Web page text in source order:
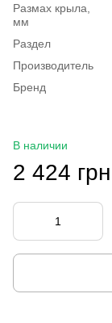
Размах крыла,
мм
Раздел
Производитель
Бренд
В наличии
2 424 грн